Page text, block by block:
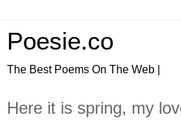
Poesie.co
The Best Poems On The Web |
Here it is spring, my